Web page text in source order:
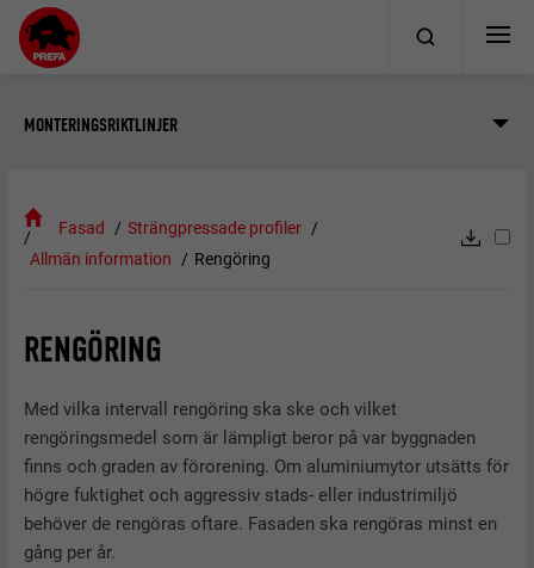
MONTERINGSRIKTLINJER
Fasad
Strängpressade profiler
Allmän information
Rengöring
RENGÖRING
Med vilka intervall rengöring ska ske och vilket
rengöringsmedel som är lämpligt beror på var byggnaden
finns och graden av förorening. Om aluminiumytor utsätts för
högre fuktighet och aggressiv stads- eller industrimiljö
behöver de rengöras oftare. Fasaden ska rengöras minst en
gång per år.